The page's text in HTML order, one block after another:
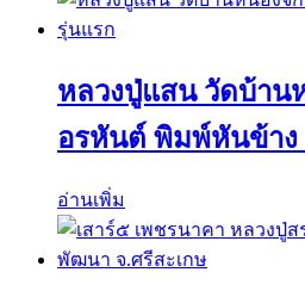
หลวงปู่แสน วัดบ้าน
อรหันต์ พิมพ์หันข้าง
อ่านเพิ่ม